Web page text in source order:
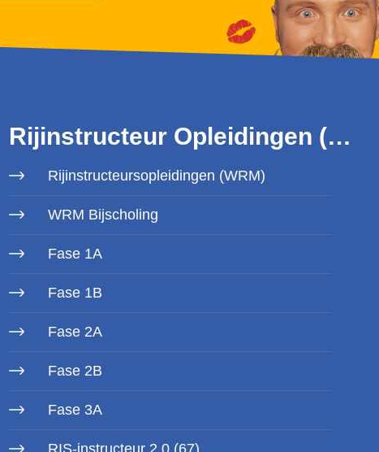
Rijinstructeur Opleidingen (WRM)
Rijinstructeursopleidingen (WRM)
WRM Bijscholing
Fase 1A
Fase 1B
Fase 2A
Fase 2B
Fase 3A
RIS-instructeur 2.0 (67)